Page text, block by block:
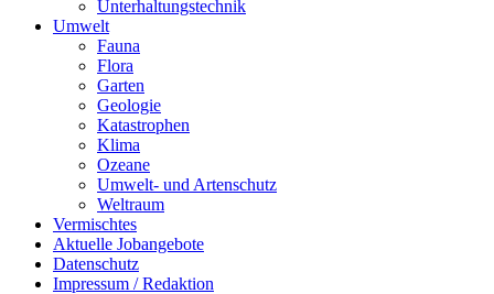
Unterhaltungstechnik
Umwelt
Fauna
Flora
Garten
Geologie
Katastrophen
Klima
Ozeane
Umwelt- und Artenschutz
Weltraum
Vermischtes
Aktuelle Jobangebote
Datenschutz
Impressum / Redaktion